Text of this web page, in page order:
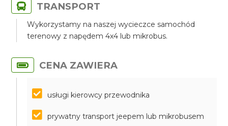
TRANSPORT
Wykorzystamy na naszej wycieczce samochód
terenowy z napędem 4x4 lub mikrobus.
CENA ZAWIERA
usługi kierowcy przewodnika
prywatny transport jeepem lub mikrobusem